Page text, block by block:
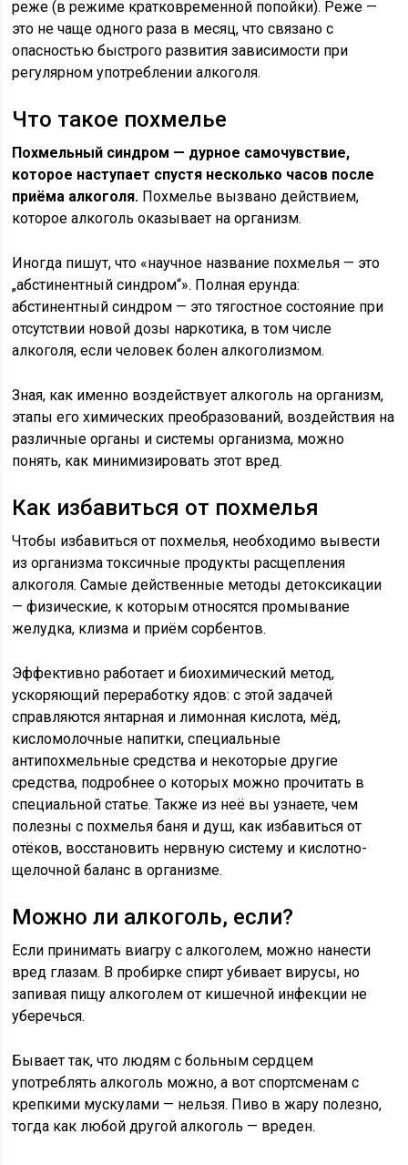
реже (в режиме кратковременной попойки). Реже —
это не чаще одного раза в месяц, что связано с
опасностью быстрого развития зависимости при
регулярном употреблении алкоголя.
Что такое похмелье
Похмельный синдром — дурное самочувствие,
которое наступает спустя несколько часов после
приёма алкоголя. Похмелье вызвано действием,
которое алкоголь оказывает на организм.
Иногда пишут, что «научное название похмелья — это
„абстинентный синдром“». Полная ерунда:
абстинентный синдром — это тягостное состояние при
отсутствии новой дозы наркотика, в том числе
алкоголя, если человек болен алкоголизмом.
Зная, как именно воздействует алкоголь на организм,
этапы его химических преобразований, воздействия на
различные органы и системы организма, можно
понять, как минимизировать этот вред.
Как избавиться от похмелья
Чтобы избавиться от похмелья, необходимо вывести
из организма токсичные продукты расщепления
алкоголя. Самые действенные методы детоксикации
— физические, к которым относятся промывание
желудка, клизма и приём сорбентов.
Эффективно работает и биохимический метод,
ускоряющий переработку ядов: с этой задачей
справляются янтарная и лимонная кислота, мёд,
кисломолочные напитки, специальные
антипохмельные средства и некоторые другие
средства, подробнее о которых можно прочитать в
специальной статье. Также из неё вы узнаете, чем
полезны с похмелья баня и душ, как избавиться от
отёков, восстановить нервную систему и кислотно-
щелочной баланс в организме.
Можно ли алкоголь, если?
Если принимать виагру с алкоголем, можно нанести
вред глазам. В пробирке спирт убивает вирусы, но
запивая пищу алкоголем от кишечной инфекции не
уберечься.
Бывает так, что людям с больным сердцем
употреблять алкоголь можно, а вот спортсменам с
крепкими мускулами — нельзя. Пиво в жару полезно,
тогда как любой другой алкоголь — вреден.